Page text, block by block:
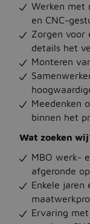
Werken met
en CNC-
Zorgen voor
details het
Monteren
Meedenken
binnen het
Wat zoeken
MBO werk-
afgeronde
Enkele
Ervaring
Kies een andere
Jobs Deutschland
Jobs United
Jobs at Jobbird.com
Algemene